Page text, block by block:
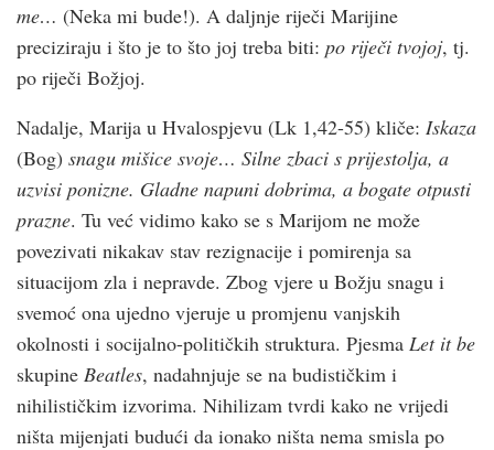
me… (Neka mi bude!). A daljnje riječi Marijine
preciziraju i što je to što joj treba biti: po riječi tvojoj, tj.
po riječi Božjoj.
Nadalje, Marija u Hvalospjevu (Lk 1,42-55) kliče: Iskaza
(Bog) snagu mišice svoje… Silne zbaci s prijestolja, a
uzvisi ponizne. Gladne napuni dobrima, a bogate otpusti
prazne. Tu već vidimo kako se s Marijom ne može
povezivati nikakav stav rezignacije i pomirenja sa
situacijom zla i nepravde. Zbog vjere u Božju snagu i
svemoć ona ujedno vjeruje u promjenu vanjskih
okolnosti i socijalno-političkih struktura. Pjesma Let it be
skupine Beatles, nadahnjuje se na budističkim i
nihilističkim izvorima. Nihilizam tvrdi kako ne vrijedi
ništa mijenjati budući da ionako ništa nema smisla po